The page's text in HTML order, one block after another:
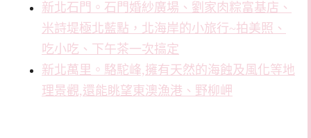
新北石門。石門婚紗廣場、劉家肉粽富基店、
米詩堤極北藍點，北海岸的小旅行~拍美照、
吃小吃、下午茶一次搞定
新北萬里。駱駝峰,擁有天然的海蝕及風化等地
理景觀,還能眺望東澳漁港、野柳岬